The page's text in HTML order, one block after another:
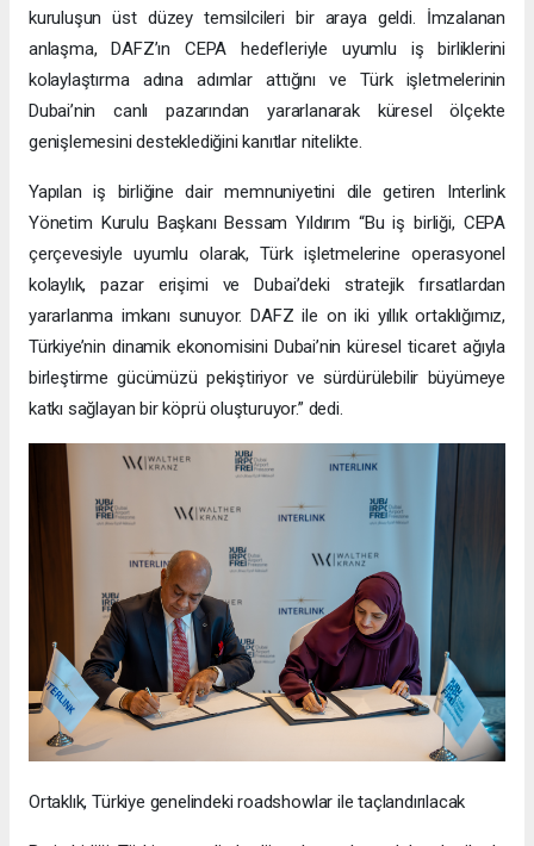
kuruluşun üst düzey temsilcileri bir araya geldi. İmzalanan
anlaşma, DAFZ’ın CEPA hedefleriyle uyumlu iş birliklerini
kolaylaştırma adına adımlar attığını ve Türk işletmelerinin
Dubai’nin canlı pazarından yararlanarak küresel ölçekte
genişlemesini desteklediğini kanıtlar nitelikte.
Yapılan iş birliğine dair memnuniyetini dile getiren Interlink
Yönetim Kurulu Başkanı Bessam Yıldırım “Bu iş birliği, CEPA
çerçevesiyle uyumlu olarak, Türk işletmelerine operasyonel
kolaylık, pazar erişimi ve Dubai’deki stratejik fırsatlardan
yararlanma imkanı sunuyor. DAFZ ile on iki yıllık ortaklığımız,
Türkiye’nin dinamik ekonomisini Dubai’nin küresel ticaret ağıyla
birleştirme gücümüzü pekiştiriyor ve sürdürülebilir büyümeye
katkı sağlayan bir köprü oluşturuyor.” dedi.
Ortaklık, Türkiye genelindeki roadshowlar ile taçlandırılacak